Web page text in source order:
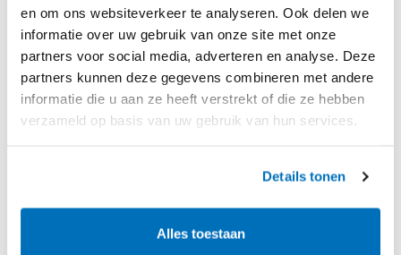
en om ons websiteverkeer te analyseren. Ook delen we
informatie over uw gebruik van onze site met onze
partners voor social media, adverteren en analyse. Deze
partners kunnen deze gegevens combineren met andere
informatie die u aan ze heeft verstrekt of die ze hebben
verzameld op basis van uw gebruik van hun services.
Details tonen
Alles toestaan
Ja, stuur mij ook de nieuwsbrief.
Bekijk onsprivacy policyvoor
meer informatie.